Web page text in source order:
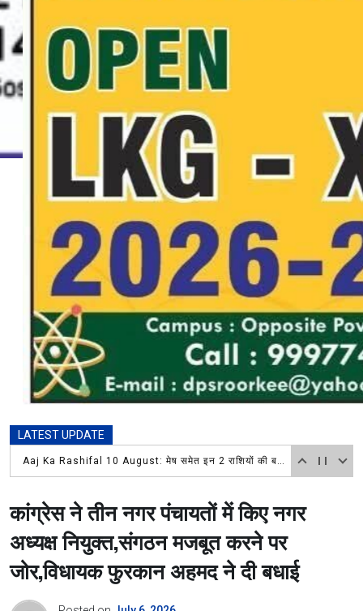
LATEST UPDATE
Aaj Ka Rashifal 10 August: मेष समेत इन 2 राशियों की बढ़ेगी कमाई, नौकरी-कारोबार में मिल सकता है फायदा आचार्य पंडित कैलाश चंद शास्त्री 9719598850
कांग्रेस ने तीन नगर पंचायतों में किए नगर
अध्यक्ष नियुक्त,संगठन मजबूत करने पर
जोर,विधायक फुरकान अहमद ने दी बधाई